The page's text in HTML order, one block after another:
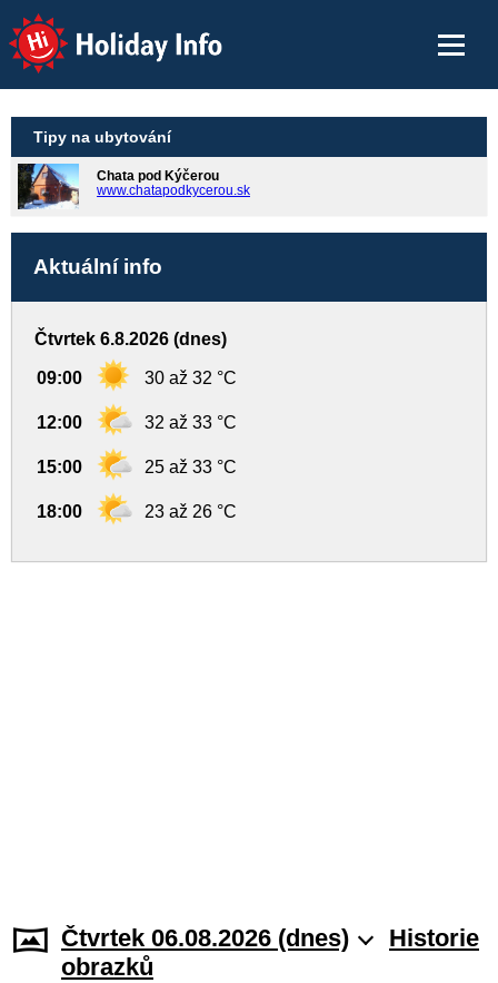
Holiday Info
Tipy na ubytování
Chata pod Kýčerou
www.chatapodkycerou.sk
Aktuální info
Čtvrtek 6.8.2026 (dnes)
09:00 30 až 32 °C
12:00 32 až 33 °C
15:00 25 až 33 °C
18:00 23 až 26 °C
Čtvrtek 06.08.2026 (dnes)
Historie
obrazků